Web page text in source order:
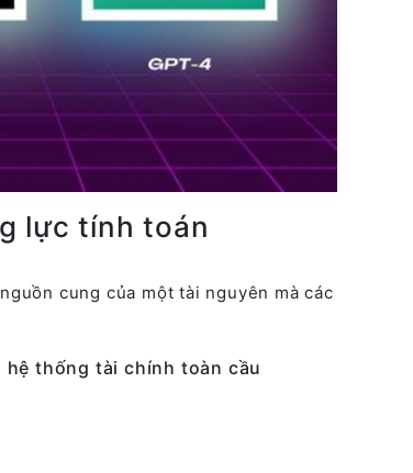
lực tính toán
cung của một tài nguyên mà các
hệ thống tài chính toàn cầu